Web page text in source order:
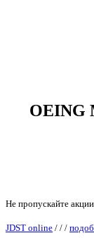
OEING
Не пропускайте
JDST online / / /